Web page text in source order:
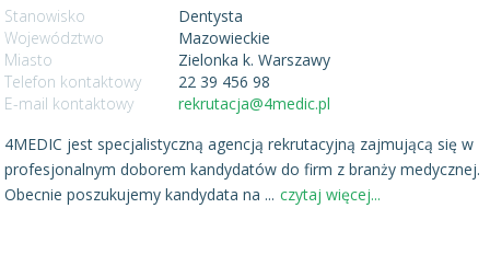
Stanowisko
Dentysta
Województwo
Mazowieckie
Miasto
Zielonka k. Warszawy
Telefon kontaktowy
22 39 456 98
E-mail kontaktowy
rekrutacja@4medic.pl
4MEDIC jest specjalistyczną agencją rekrutacyjną zajmującą się w
profesjonalnym doborem kandydatów do firm z branży medycznej.
Obecnie poszukujemy kandydata na ... czytaj więcej...